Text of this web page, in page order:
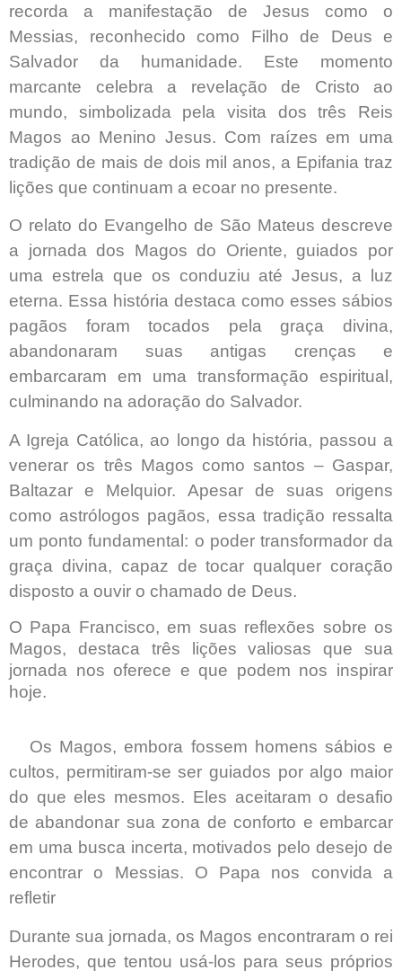
recorda a manifestação de Jesus como o
Messias, reconhecido como Filho de Deus e
Salvador da humanidade. Este momento
marcante celebra a revelação de Cristo ao
mundo, simbolizada pela visita dos três Reis
Magos ao Menino Jesus. Com raízes em uma
tradição de mais de dois mil anos, a Epifania traz
lições que continuam a ecoar no presente.
O relato do Evangelho de São Mateus descreve
a jornada dos Magos do Oriente, guiados por
uma estrela que os conduziu até Jesus, a luz
eterna. Essa história destaca como esses sábios
pagãos foram tocados pela graça divina,
abandonaram suas antigas crenças e
embarcaram em uma transformação espiritual,
culminando na adoração do Salvador.
A Igreja Católica, ao longo da história, passou a
venerar os três Magos como santos – Gaspar,
Baltazar e Melquior. Apesar de suas origens
como astrólogos pagãos, essa tradição ressalta
um ponto fundamental: o poder transformador da
graça divina, capaz de tocar qualquer coração
disposto a ouvir o chamado de Deus.
O Papa Francisco, em suas reflexões sobre os
Magos, destaca três lições valiosas que sua
jornada nos oferece e que podem nos inspirar
hoje.
Os Magos, embora fossem homens sábios e
cultos, permitiram-se ser guiados por algo maior
do que eles mesmos. Eles aceitaram o desafio
de abandonar sua zona de conforto e embarcar
em uma busca incerta, motivados pelo desejo de
encontrar o Messias. O Papa nos convida a
refletir
Durante sua jornada, os Magos encontraram o rei
Herodes, que tentou usá-los para seus próprios